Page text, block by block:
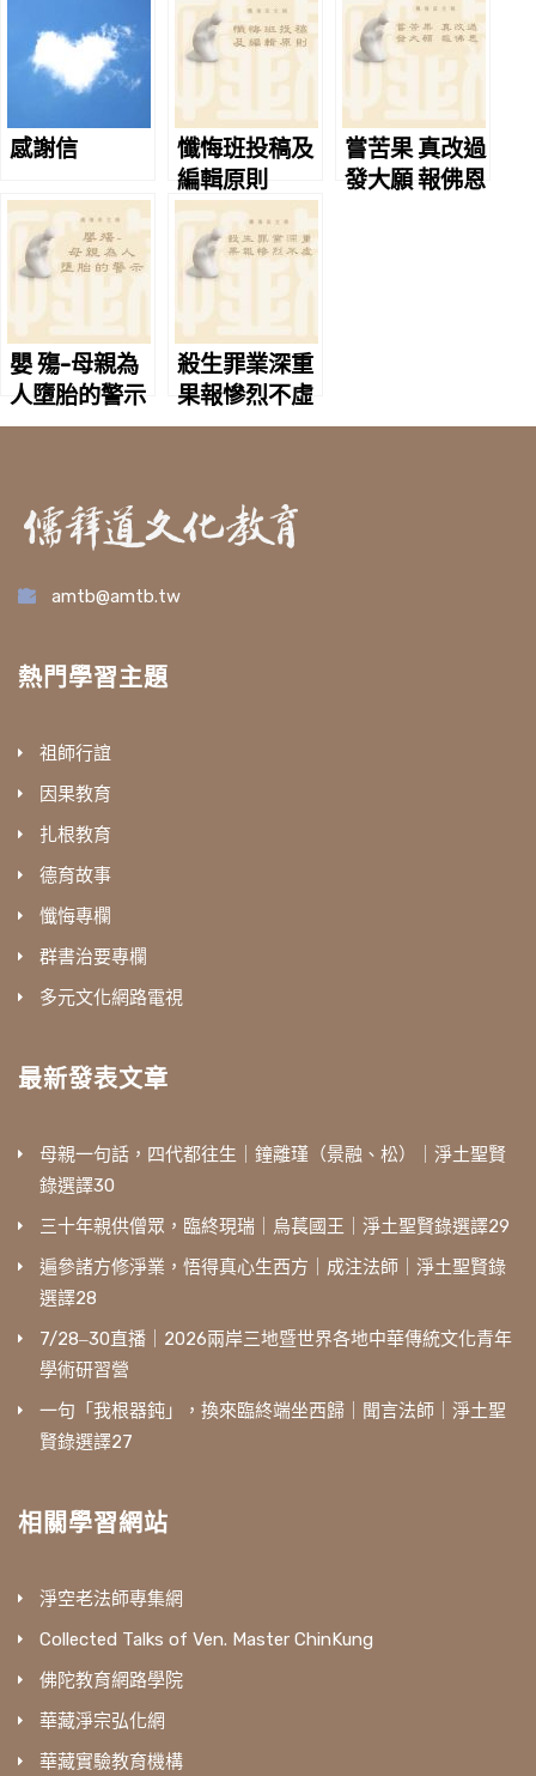
感謝信
懺悔班投稿及
編輯原則
嘗苦果 真改過
發大願 報佛恩
嬰 殤-母親為
人墮胎的警示
殺生罪業深重
果報慘烈不虛
amtb@amtb.tw
熱門學習主題
祖師行誼
因果教育
扎根教育
德育故事
懺悔專欄
群書治要專欄
多元文化網路電視
最新發表文章
母親一句話，四代都往生｜鐘離瑾（景融、松）｜淨土聖賢
錄選譯30
三十年親供僧眾，臨終現瑞｜烏萇國王｜淨土聖賢錄選譯29
遍參諸方修淨業，悟得真心生西方｜成注法師｜淨土聖賢錄
選譯28
7/28‒30直播｜2026兩岸三地暨世界各地中華傳統文化青年
學術研習營
一句「我根器鈍」，換來臨終端坐西歸｜聞言法師｜淨土聖
賢錄選譯27
相關學習網站
淨空老法師專集網
Collected Talks of Ven. Master ChinKung
佛陀教育網路學院
華藏淨宗弘化網
華藏實驗教育機構